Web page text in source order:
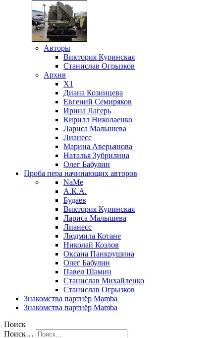
Авторы
Виктория Куринская
Станислав Огрызков
Архив
X1
Диана Козинцева
Евгений Семиряков
Ирина Лагерь
Кирилл Николаенко
Лариса Малышева
Лианесс
Марина Аверьянова
Наталья Зубрилина
Олег Бабулин
Проба пера начинающих авторов
NaMe
А.К.А.
Будаев
Виктория Куринская
Лариса Малышева
Лианесс
Людмила Котане
Николай Козлов
Оксана Панкрушина
Олег Бабулин
Павел Шамин
Станислав Михайленко
Станислав Огрызков
Знакомства партнёр Mamba
Знакомства партнёр Mamba
Поиск
Поиск…